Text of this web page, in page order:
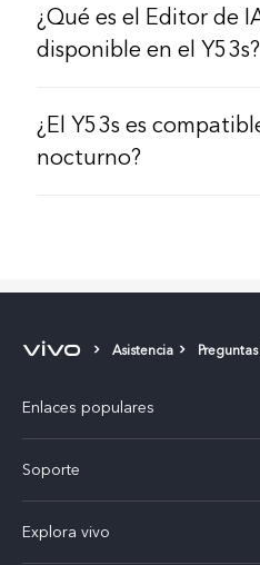
¿Qué es el Editor de
disponible en el Y53s?
¿El Y53s es
nocturno?
Asistencia
Enlaces populares
V60 Lite 5G
Y29
Soporte
Funtouch OS
Explora vivo